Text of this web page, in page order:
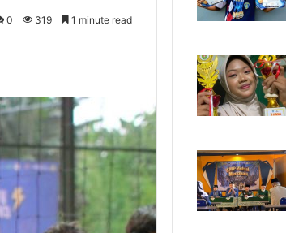
0 319 1 minute read